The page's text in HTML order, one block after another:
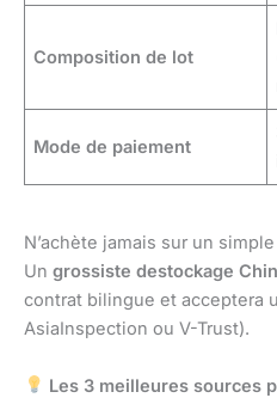
Composition de lot
Mode de paiement
N’achète jamais sur un
Un grossiste destockage
contrat bilingue et acceptera
AsiaInspection ou V-Trust).
Les 3 meilleures sources